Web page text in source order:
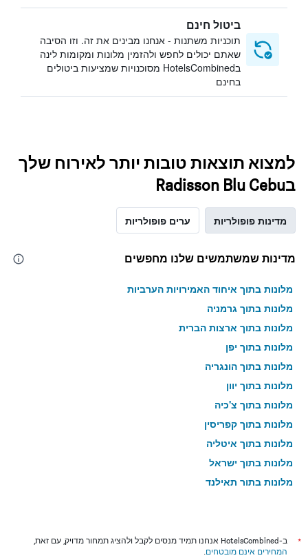
ביטול חינם
תוכניות משתנות - אנחנו מבינים את זה. וזו הסיבה
שאתם יכולים לחפש ולהזמין מלונות ומקומות לינה
בHotelsCombined מסוכנויות שמציעות ביטולים
בחינם
למצוא תוצאות טובות יותר לאירוח שלך
בRadisson Blu Cebu
מדינות פופולריות ערים פופולריות
מדינות שמשתמשים שלנו מחפשים
מלונות בתוך איחוד האמירויות הערביות
מלונות בתוך גרמניה
מלונות בתוך ארצות הברית
מלונות בתוך יפן
מלונות בתוך הונגריה
מלונות בתוך יוון
מלונות בתוך צ'כיה
מלונות בתוך קפריסין
מלונות בתוך איטליה
מלונות בתוך ישראל
מלונות בתוך תאילנד
*
ב-HotelsCombined אנחנו תמיד מנסים לקבל ולהציג תמחור מדויק, עם זאת,
המחירים אינם מובטחים.